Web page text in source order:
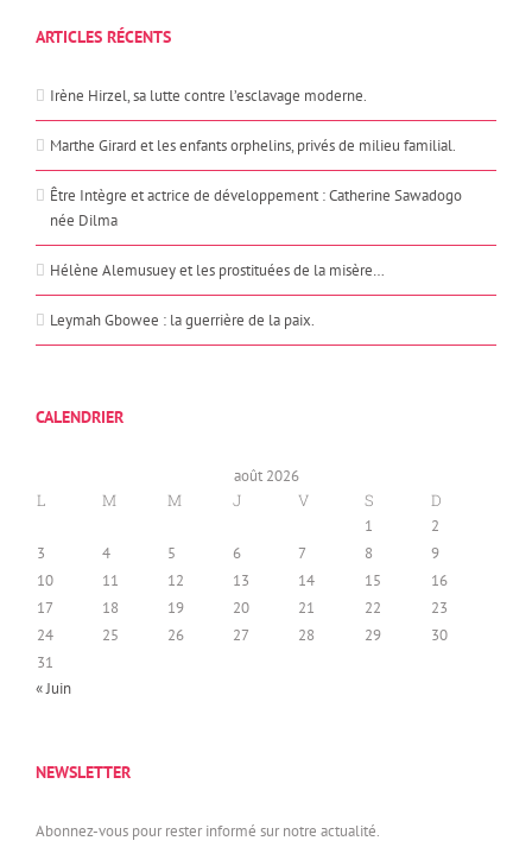
ARTICLES RÉCENTS
Irène Hirzel, sa lutte contre l’esclavage moderne.
Marthe Girard et les enfants orphelins, privés de milieu familial.
Être Intègre et actrice de développement : Catherine Sawadogo
née Dilma
Hélène Alemusuey et les prostituées de la misère…
Leymah Gbowee : la guerrière de la paix.
CALENDRIER
août 2026
L M M J V S D
1
2
3
4 5 6 7 8
9
10
11 12 13 14 15
16
17
18 19 20 21 22
23
24
25 26 27 28 29
30
31
« Juin
NEWSLETTER
Abonnez-vous pour rester informé sur notre actualité.